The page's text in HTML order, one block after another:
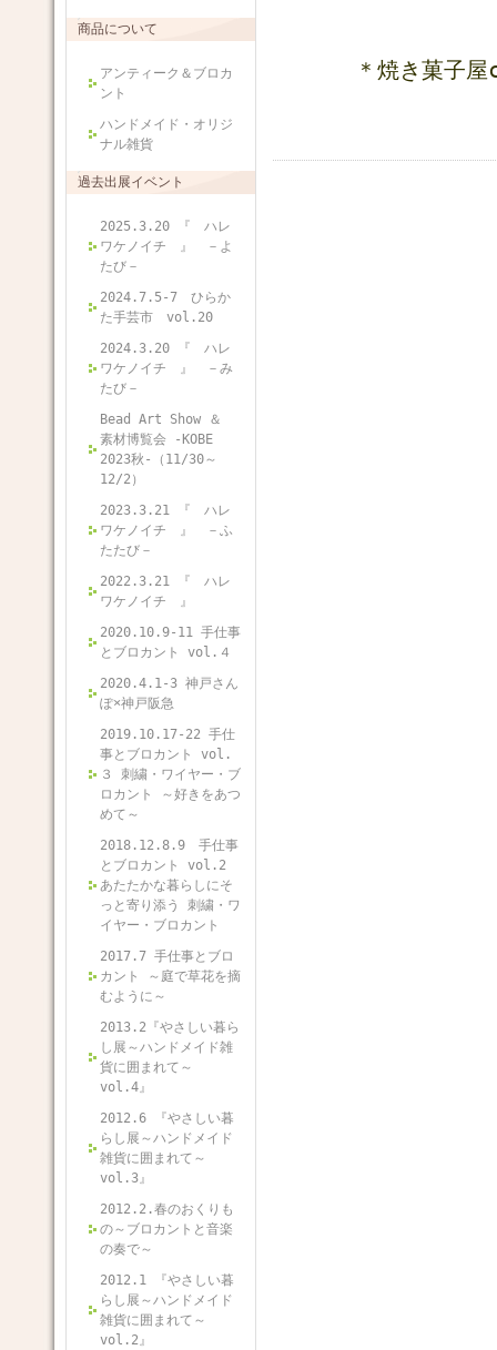
商品について
アンティーク＆ブロカ
ント
ハンドメイド・オリジ
ナル雑貨
過去出展イベント
2025.3.20 『 ハレ
ワケノイチ 』 －よ
たび－
2024.7.5-7 ひらか
た手芸市 vol.20
2024.3.20 『 ハレ
ワケノイチ 』 －み
たび－
Bead Art Show ＆
素材博覧会 -KOBE
2023秋-（11/30～
12/2）
2023.3.21 『 ハレ
ワケノイチ 』 －ふ
たたび－
2022.3.21 『 ハレ
ワケノイチ 』
2020.10.9-11 手仕事
とブロカント vol.４
2020.4.1-3 神戸さん
ぽ×神戸阪急
2019.10.17-22 手仕
事とブロカント vol.
３ 刺繍・ワイヤー・ブ
ロカント ～好きをあつ
めて～
2018.12.8.9 手仕事
とブロカント vol.2
あたたかな暮らしにそ
っと寄り添う 刺繍・ワ
イヤー・ブロカント
2017.7 手仕事とブロ
カント ～庭で草花を摘
むように～
2013.2『やさしい暮ら
し展～ハンドメイド雑
貨に囲まれて～
vol.4』
2012.6 『やさしい暮
らし展～ハンドメイド
雑貨に囲まれて～
vol.3』
2012.2.春のおくりも
の～ブロカントと音楽
の奏で～
2012.1 『やさしい暮
らし展～ハンドメイド
雑貨に囲まれて～
vol.2』
＊焼き菓